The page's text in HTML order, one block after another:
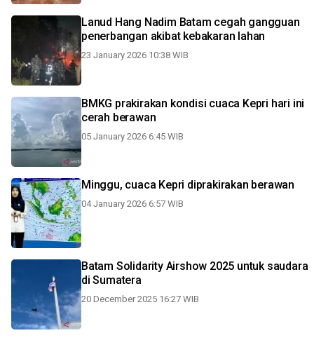
Lanud Hang Nadim Batam cegah gangguan
penerbangan akibat kebakaran lahan
23 January 2026 10:38 WIB
BMKG prakirakan kondisi cuaca Kepri hari ini
cerah berawan
05 January 2026 6:45 WIB
Minggu, cuaca Kepri diprakirakan berawan
04 January 2026 6:57 WIB
Batam Solidarity Airshow 2025 untuk saudara
di Sumatera
20 December 2025 16:27 WIB